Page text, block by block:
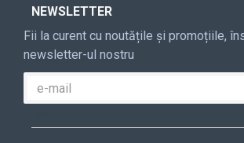
NEWSLETTER
Fii la curent cu noutățile și promoțiile,
newsletter-ul nostru